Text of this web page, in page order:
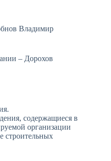
Владимир
– Дорохов
содержащиеся в
организации
строительных